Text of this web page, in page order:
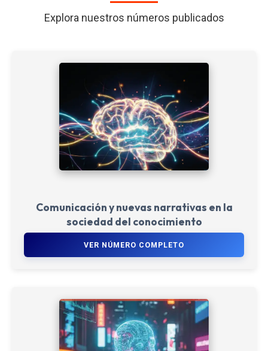
Explora nuestros números publicados
Comunicación y nuevas narrativas en la
sociedad del conocimiento
VER NÚMERO COMPLETO